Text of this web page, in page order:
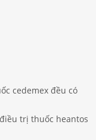
cedemex đều có
trị thuốc heantos